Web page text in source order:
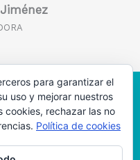
Políticas de privacidad
RIIEDU
para garantizar el
uso y mejorar nuestros
cookies, rechazar las no
Política de cookies